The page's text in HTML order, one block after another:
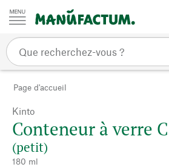
Passer au contenu
Page d'accueil
Kinto
Conteneur à verre
(petit)
180 ml